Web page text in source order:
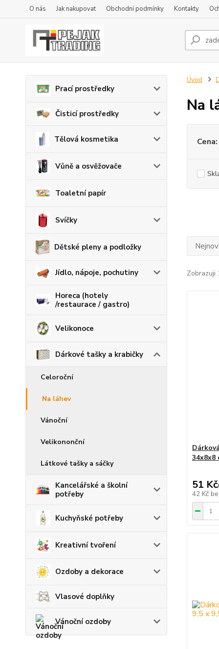
O nás Jak nakupovat Obchodní podmínky Kontakty
Prací prostředky
Čisticí prostředky
Tělová kosmetika
Vůně a osvěžovače
Toaletní papír
Svíčky
Dětské pleny a podložky
Jídlo, nápoje, pochutiny
Horeca (hotely
/restaurace / gastro)
Velikonoce
Dárkové tašky a krabičky
Celoroční
Na láhev
Vánoční
Velikononční
Látkové tašky a sáčky
Kancelářské a školní
potřeby
Kuchyňské potřeby
Kreativní tvoření
Ozdoby a dekorace
Vlasové doplňky
Vánoční ozdoby
Úvod
Na
Cena:
Zobrazuji
34x8x8
51 Kč/
42 Kč